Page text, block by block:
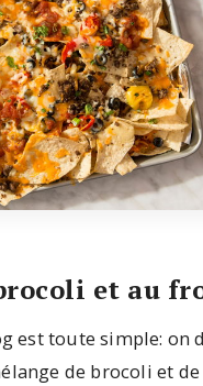
et au
est toute simple: on
de brocoli et